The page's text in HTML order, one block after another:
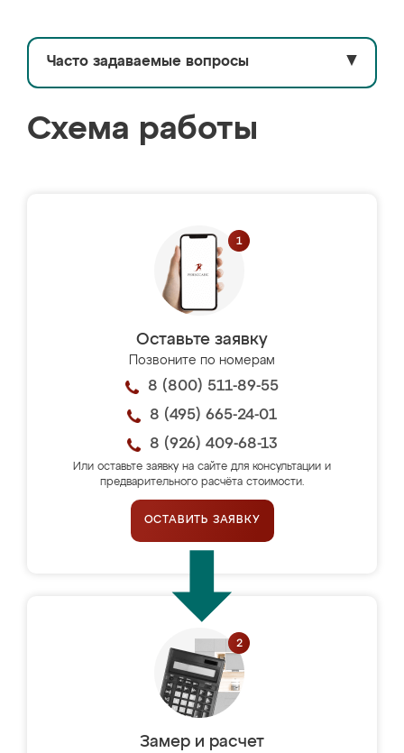
Часто задаваемые вопросы ▼
Схема работы
Оставьте заявку
Позвоните по номерам
8 (800) 511-89-55
8 (495) 665-24-01
8 (926) 409-68-13
Или оставьте заявку на сайте для консультации и
предварительного расчёта стоимости.
ОСТАВИТЬ ЗАЯВКУ
Замер и расчет